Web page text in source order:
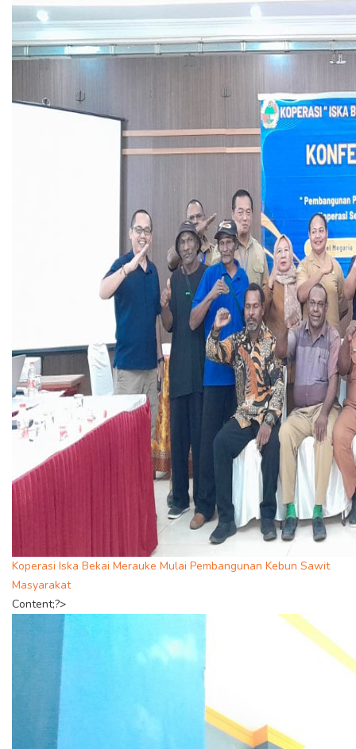
Koperasi Iska Bekai Merauke Mulai Pembangunan Kebun Sawit
Masyarakat
Content;?>